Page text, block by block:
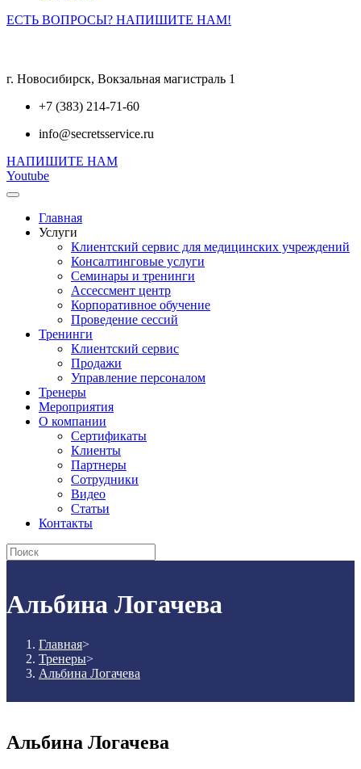
ЕСТЬ ВОПРОСЫ? НАПИШИТЕ НАМ!
г. Новосибирск, Вокзальная магистраль 1
+7 (383) 214-71-60
info@secretsservice.ru
НАПИШИТЕ НАМ
Youtube
Главная
Услуги
Клиентский сервис для медицинских учреждений
Консалтинговые услуги
Семинары и тренинги
Ассессмент центр
Корпоративное обучение
Проведение сессий
Тренинги
Клиентский сервис
Продажи
Управление персоналом
Тренеры
Мероприятия
О компании
Сертификаты
Клиенты
Партнеры
Сотрудники
Видео
Статьи
Контакты
Альбина Логачева
Главная>
Тренеры>
Альбина Логачева
Альбина Логачева